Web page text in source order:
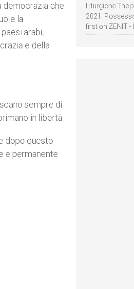
democrazia che
e la
arabi,
e della
sempre di
in libertà.
dopo questo
e permanente
Liturgiche The
2021:
first on ZENIT -